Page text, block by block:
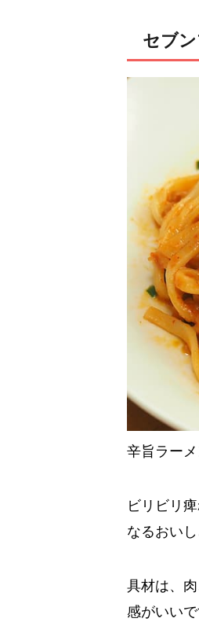
セブ
辛旨ラー
ビリビリ
なるおいし
具材は、
感がいい